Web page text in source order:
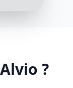
?